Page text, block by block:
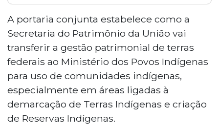
O governo federal publicou portaria conjunta
que regulamenta a destinação de áreas
públicas da União a comunidades indígenas.
Terena, a norma define como a Secretaria do
Patrimônio da União transferirá a gestão de
terras federais ao Ministério dos Povos
Indígenas para demarcações e criação de
reservas. As áreas permanecem como
patrimônio da União, mas terão administração
voltada ao usufruto exclusivo indígena, de
A portaria conjunta estabelece como a
Secretaria do Patrimônio da União vai
transferir a gestão patrimonial de terras
federais ao Ministério dos Povos Indígenas
para uso de comunidades indígenas,
especialmente em áreas ligadas à
demarcação de Terras Indígenas e criação
de Reservas Indígenas.